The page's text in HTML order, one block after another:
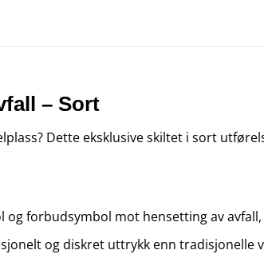
– Sort
Dette eksklusive skiltet i sort
forbudsymbol mot hensetting av
og diskret uttrykk enn tradisjonelle